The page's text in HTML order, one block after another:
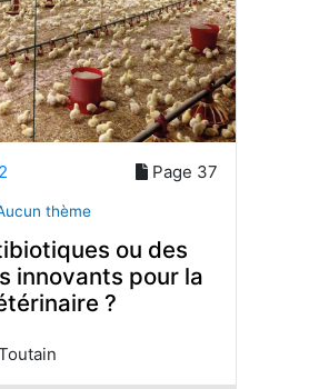
Page 37
thème
ou des
innovants pour la
?